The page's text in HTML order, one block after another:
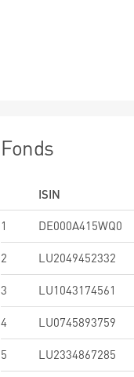
Fonds
ISIN
1
DE000A415WQ0
2 LU2049452332
3 LU1043174561
4 LU0745893759
5 LU2334867285